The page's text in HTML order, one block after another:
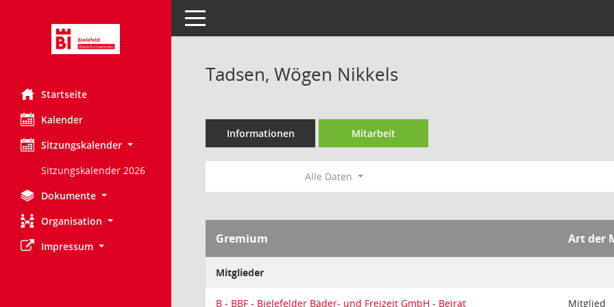
Startseite
Kalender
Sitzungskalender
Sitzungskalender 2026
Dokumente
Organisation
Impressum
Toggle navigation
Tadsen, Wögen Nikkels
Informationen Mitarbeit
Alle Daten
Gremium Art der
Mitglieder
B - BBF - Bielefelder Bäder- und Freizeit GmbH - Beirat Mitglied